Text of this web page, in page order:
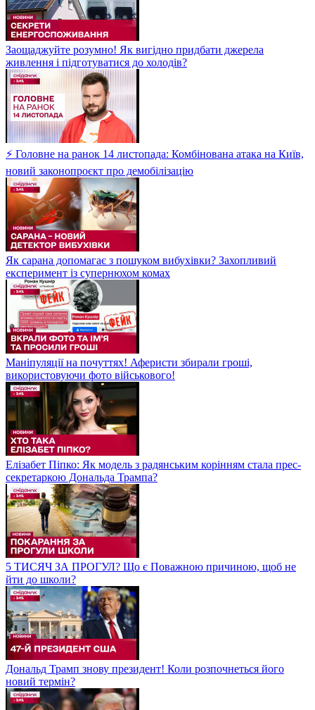
Заощаджуйте розумно! Як вигідно придбати джерела
живлення і підготуватися до холодів?
⚡ Головне на ранок 14 листопада: Комбінована атака на Київ,
новий законопроєкт про демобілізацію
Як сарана допомагає з пошуком вибухівки? Захопливий
експеримент із супернюхом комах
Маніпуляції на почуттях! Аферисти збирали гроші,
використовуючи фото військового!
Елізабет Піпко: Як модель з радянським корінням стала прес-
секретаркою Дональда Трампа?
5 ТИСЯЧ ЗА ПРОГУЛ? Що є Поважною причиною, щоб не
йти до школи?
Дональд Трамп знову президент! Коли розпочнеться його
новий термін?